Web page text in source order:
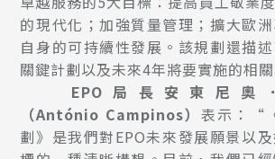
的現代化；加強質量管理；擴大歐
自身的可持續性發展。該規劃還描
關鍵計劃以及未來4年將要實施的相關
EPO 局長安東尼奧
（António Campinos） 表示：“
劃》是我們對EPO未來發展願景以